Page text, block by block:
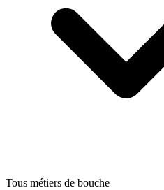
Tous métiers de bouche